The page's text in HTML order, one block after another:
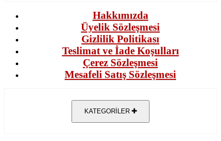
Hakkımızda
Üyelik Sözleşmesi
Gizlilik Politikası
Teslimat ve İade Koşulları
Çerez Sözleşmesi
Mesafeli Satış Sözleşmesi
KATEGORİLER